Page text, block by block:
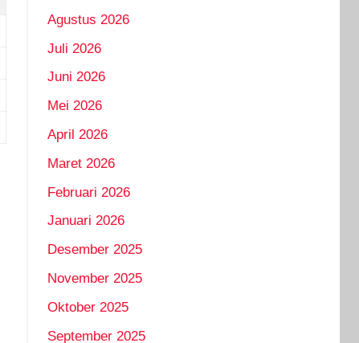
Agustus 2026
Juli 2026
Juni 2026
Mei 2026
April 2026
Maret 2026
Februari 2026
Januari 2026
Desember 2025
November 2025
Oktober 2025
September 2025